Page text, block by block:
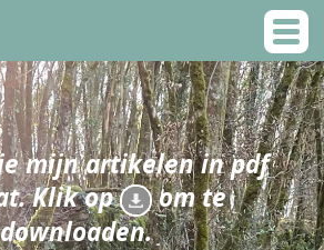
mijn artikelen in pdf
Klik op
om te
downloaden.